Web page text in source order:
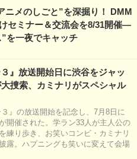
ニメのしごと”を深掘り！ DMM
セミナー＆交流会を8/31開催―
を一夜でキャッチ
』放送開始日に渋谷をジャッ
捜索、カミナリがスペシャル
』の放送開始を記念し、7月8日に
開催された。学ラン33人が主人公の
練り歩き、お笑いコンビ・カミナリ
露。ハプニングも笑いに変えて会場